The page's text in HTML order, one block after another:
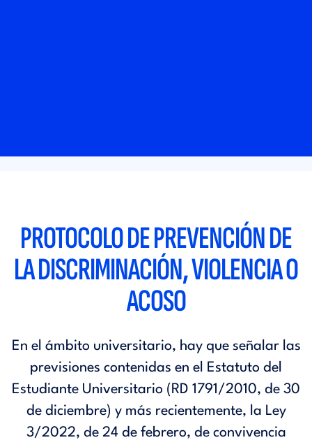
PROTOCOLO DE PREVENCIÓN DE
LA DISCRIMINACIÓN, VIOLENCIA O
ACOSO
En el ámbito universitario, hay que señalar las
previsiones contenidas en el Estatuto del
Estudiante Universitario (RD 1791/2010, de 30
de diciembre) y más recientemente, la Ley
3/2022, de 24 de febrero, de convivencia